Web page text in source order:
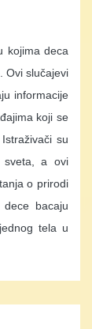
kojima deca
Ovi slučajevi
informacije
koji se
su
sveta, a ovi
o prirodi
bacaju
tela u